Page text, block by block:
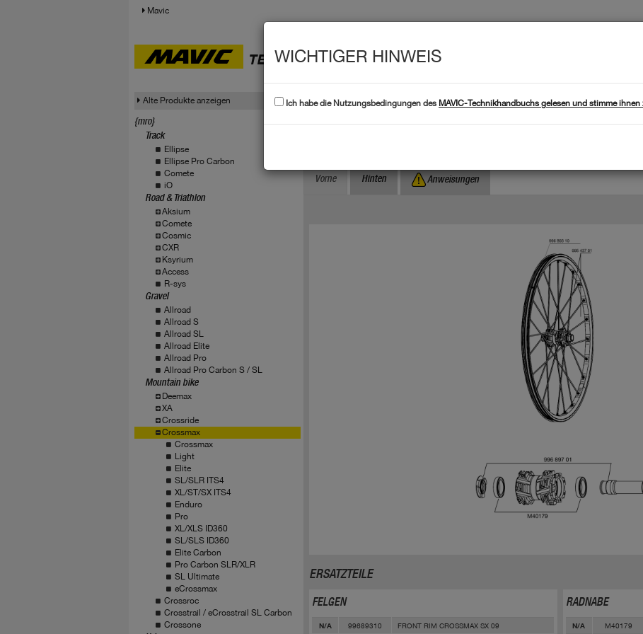
Mavic
TECHNISCHE DATEN
Alte Produkte anzeigen
{mro}
Track
Ellipse
Ellipse Pro Carbon
Comete
iO
Road & Triathlon
Aksium
Comete
Cosmic
CXR
Ksyrium
Access
R-sys
Gravel
Allroad
Allroad S
Allroad SL
Allroad Elite
Allroad Pro
Allroad Pro Carbon S / SL
Mountain bike
Deemax
XA
Crossride
Crossmax
Crossmax
Light
Elite
SL/SLR ITS4
XL/ST/SX ITS4
Enduro
Pro
XL/XLS ID360
SL/SLS ID360
Elite Carbon
Pro Carbon SLR/XLR
SL Ultimate
eCrossmax
Crossroc
Crosstrail / eCrosstrail SL Carbon
Crossone
Anhand der Seriennummer suchen : Wo finde ich die
Vorne Hinten Anweisungen
ERSATZTEILE
FELGEN
N/A 99689310 FRONT RIM CROSSMAX SX 09
RADNABE
N/A M40179
WICHTIGER HINWEIS
Ich habe die Nutzungsbedingungen des MAVIC-Technikhandbuchs gelesen und stimme ihnen